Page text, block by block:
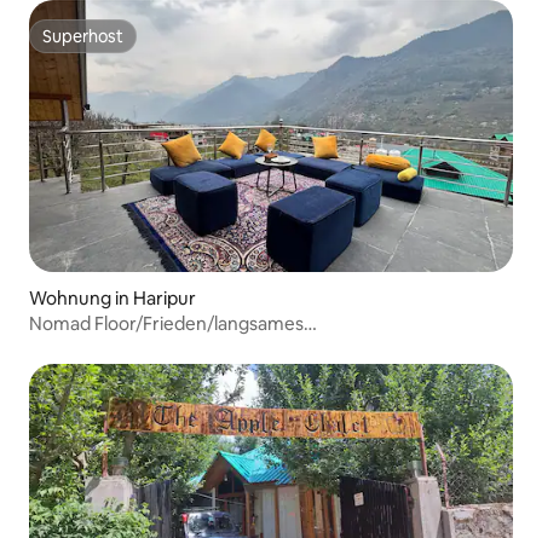
Superhost
Superhost
Wohnung in Haripur
Nomad Floor/Frieden/langsames